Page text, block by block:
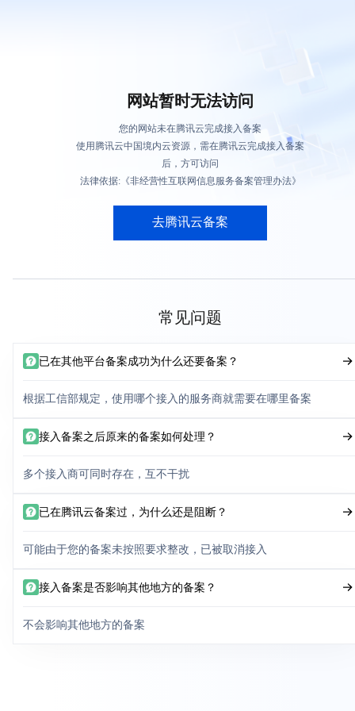
网站暂时无法访问
您的网站未在腾讯云完成接入备案
使用腾讯云中国境内云资源，需在腾讯云完成接入备案
后，方可访问
法律依据:《非经营性互联网信息服务备案管理办法》
去腾讯云备案
常见问题
已在其他平台备案成功为什么还要备案？
根据工信部规定，使用哪个接入的服务商就需要在哪里备案
接入备案之后原来的备案如何处理？
多个接入商可同时存在，互不干扰
已在腾讯云备案过，为什么还是阻断？
可能由于您的备案未按照要求整改，已被取消接入
接入备案是否影响其他地方的备案？
不会影响其他地方的备案